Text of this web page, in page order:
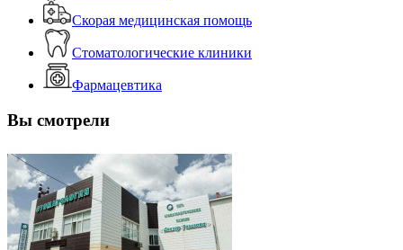
Скорая медицинская помощь
Стоматологические клиники
Фармацевтика
Вы смотрели